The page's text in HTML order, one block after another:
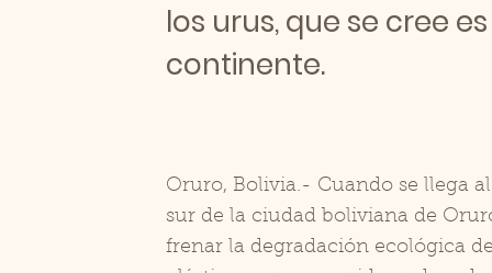
los urus, que se cree
continente.
Oruro, Bolivia.- Cuando se llega
sur de la ciudad boliviana de
frenar la degradación ecológica